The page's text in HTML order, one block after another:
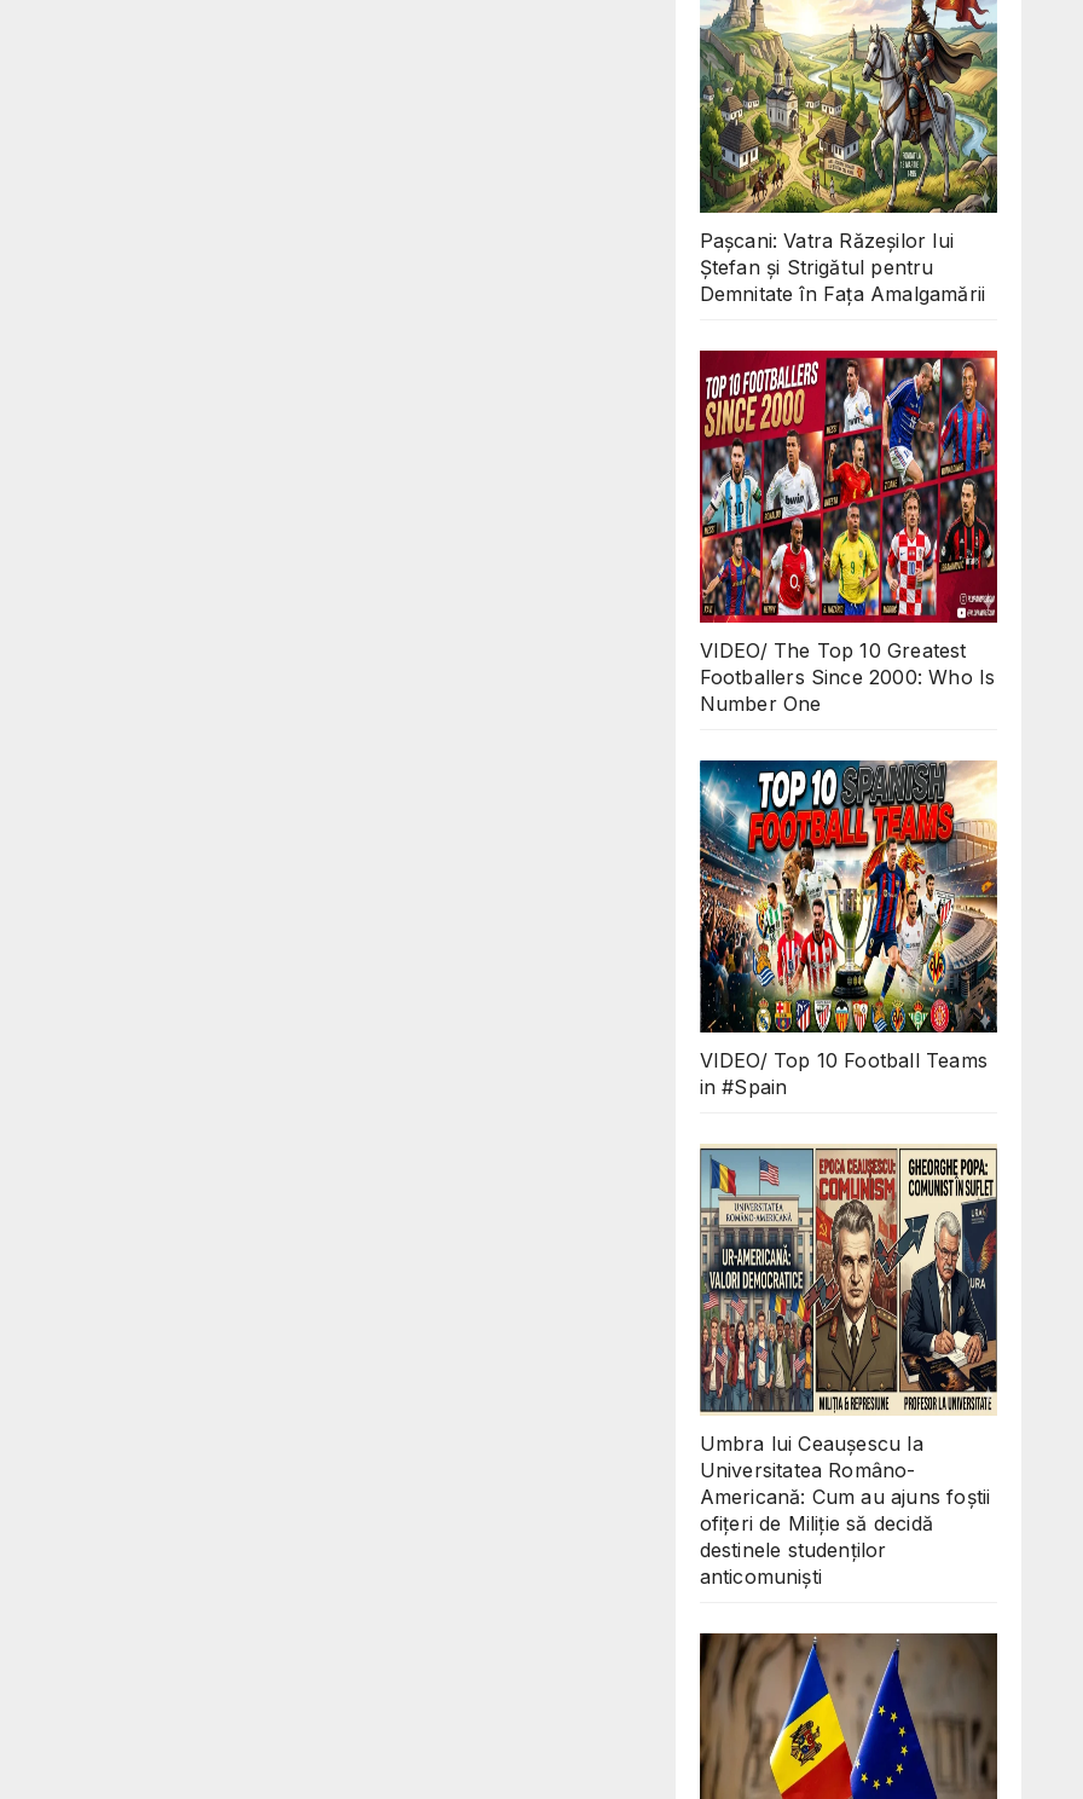
Pașcani: Vatra Răzeșilor lui
Ștefan și Strigătul pentru
Demnitate în Fața Amalgamării
VIDEO/ The Top 10 Greatest
Footballers Since 2000: Who Is
Number One
VIDEO/ Top 10 Football Teams
in #Spain
Umbra lui Ceaușescu la
Universitatea Româno-
Americană: Cum au ajuns foștii
ofițeri de Miliție să decidă
destinele studenților
anticomuniști